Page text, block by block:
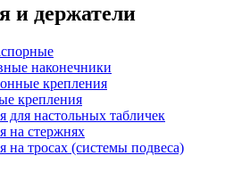
и держатели
наконечники
крепления
крепления
для настольных табличек
на стержнях
на тросах (системы подвеса)